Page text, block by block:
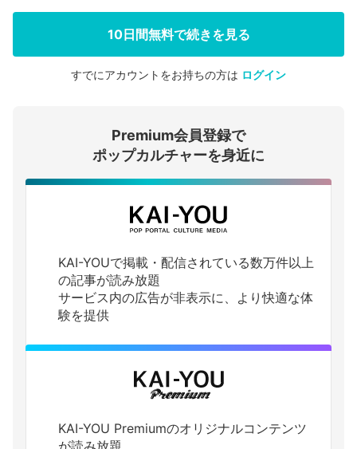
会員登録する
ログインする
10日間無料で続きを見る
すでにアカウントをお持ちの方は ログイン
Premium会員登録で
ポップカルチャーを身近に
KAI-YOUで掲載・配信されている数万件以上
の記事が読み放題
サービス内の広告が非表示に、より快適な体
験を提供
KAI-YOU Premiumのオリジナルコンテンツ
が読み放題